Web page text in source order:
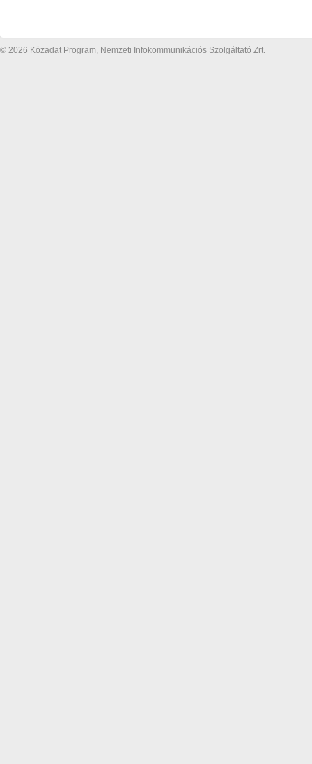
© 2026 Közadat Program, Nemzeti Infokommunikációs Szolgáltató Zrt.